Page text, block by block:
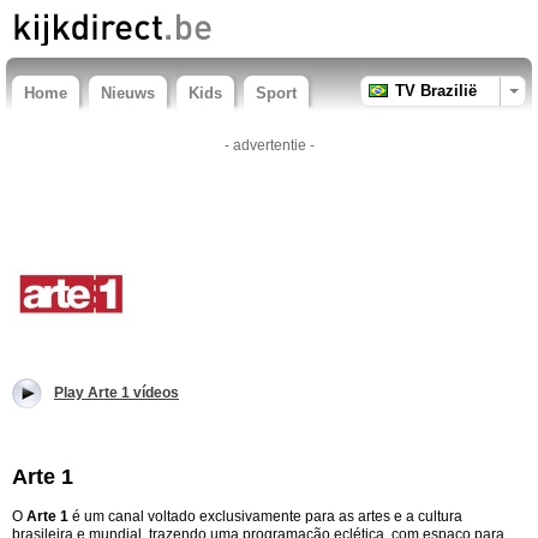
Home Nieuws Kids Sport TV Brazilië
- advertentie -
Play Arte 1 vídeos
Arte 1
O Arte 1 é um canal voltado exclusivamente para as artes e a cultura
brasileira e mundial, trazendo uma programação eclética, com espaço para